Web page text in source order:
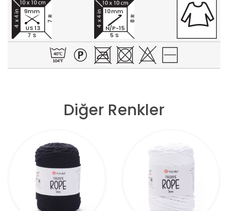
7 S
7 R
9mm
US 13
5 S
8 R
10mm
N/P-15
Diğer Renkler